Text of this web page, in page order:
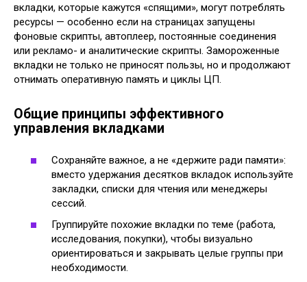
вкладки, которые кажутся «спящими», могут потреблять
ресурсы — особенно если на страницах запущены
фоновые скрипты, автоплеер, постоянные соединения
или рекламо- и аналитические скрипты. Замороженные
вкладки не только не приносят пользы, но и продолжают
отнимать оперативную память и циклы ЦП.
Общие принципы эффективного
управления вкладками
Сохраняйте важное, а не «держите ради памяти»:
вместо удержания десятков вкладок используйте
закладки, списки для чтения или менеджеры
сессий.
Группируйте похожие вкладки по теме (работа,
исследования, покупки), чтобы визуально
ориентироваться и закрывать целые группы при
необходимости.